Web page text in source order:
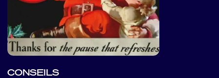
CONSEILS